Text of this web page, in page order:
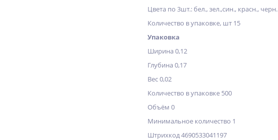
Цвета по 3шт.: бел., зел.,син., красн., черн.
Количество в упаковке, шт 15
Упаковка
Ширина 0,12
Глубина 0,17
Вес 0,02
Количество в упаковке 500
Объём 0
Минимальное количество 1
Штрихкод 4690533041197